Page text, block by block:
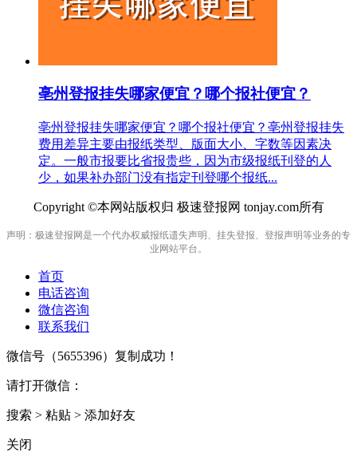
亳州登报挂失哪家便宜？哪个报社便宜？
亳州登报挂失哪家便宜？哪个报社便宜？亳州登报挂失
费用差异主要由报纸类型、版面大小、字数等因素决
定。一般市报要比省报贵些，因为市级报纸刊登的人
少，如果补办部门没有指定刊登哪个报纸...
Copyright ©本网站版权归 极速登报网 tonjay.com所有
声明：极速登报网是一个代办权威报纸遗失声明、挂失登报、登报声明等业务的专
业网站平台。
首页
电话咨询
微信咨询
联系我们
微信号（5655396）复制成功！
请打开微信：
搜索 > 粘贴 > 添加好友
关闭